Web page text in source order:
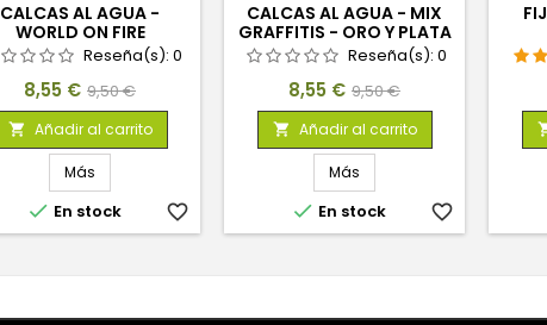
CALCAS AL AGUA -
WORLD ON FIRE
Reseña(s): 0
Precio
8,55 € Precio
base
9,50 €
 Añadir al carrito
Más
 En stock favorite_border
CALCAS AL AGUA - MIX
GRAFFITIS - ORO Y PLATA
Reseña(s): 0
Precio
8,55 € Precio
base
9,50 €
 Añadir al carrito
Más
 En stock favorite_border